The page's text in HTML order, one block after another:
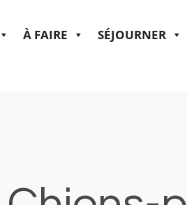
À FAIRE SÉJOURNER